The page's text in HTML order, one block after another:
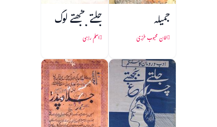
جمیلہ
خان محبوب طرزی
جلتے بجھتے لوگ
اسلم راہی